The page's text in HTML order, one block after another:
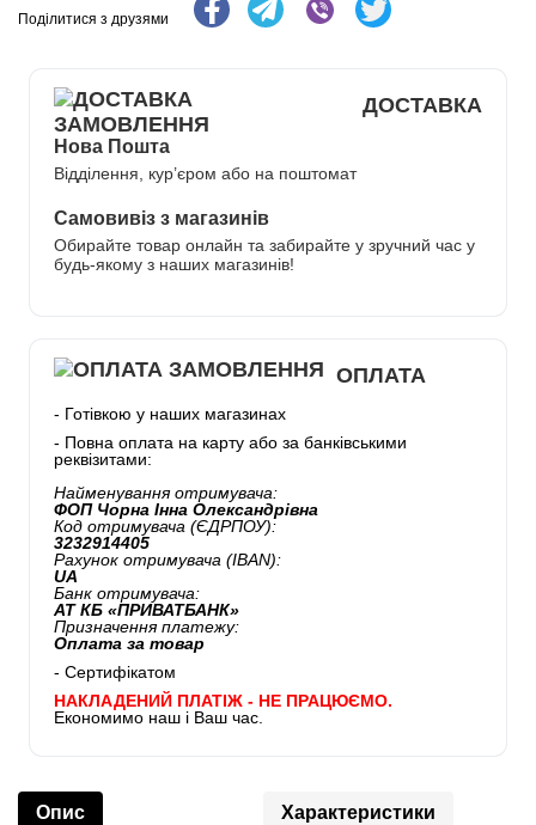
Поділитися з друзями
ДОСТАВКА
Нова Пошта
Відділення, кур’єром або на поштомат
Самовивіз з магазинів
Обирайте товар онлайн та забирайте у зручний час у
будь-якому з наших магазинів!
ОПЛАТА
- Готівкою у наших магазинах
- Повна оплата на карту або за банківськими
реквізитами:
Найменування отримувача:
ФОП Чорна Інна Олександрівна
Код отримувача (ЄДРПОУ):
3232914405
Рахунок отримувача (IBAN):
UA
Банк отримувача:
АТ КБ «ПРИВАТБАНК»
Призначення платежу:
Оплата за товар
- Сертифікатом
НАКЛАДЕНИЙ ПЛАТІЖ - НЕ ПРАЦЮЄМО.
Економимо наш і Ваш час.
Опис Характеристики